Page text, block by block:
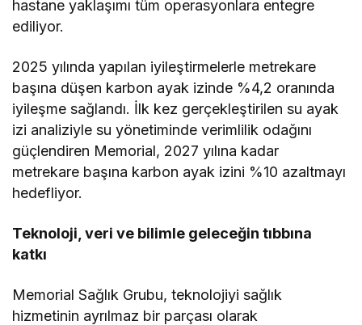
hastane yaklaşımı tüm operasyonlara entegre
ediliyor.
2025 yılında yapılan iyileştirmelerle metrekare
başına düşen karbon ayak izinde %4,2 oranında
iyileşme sağlandı. İlk kez gerçekleştirilen su ayak
izi analiziyle su yönetiminde verimlilik odağını
güçlendiren Memorial, 2027 yılına kadar
metrekare başına karbon ayak izini %10 azaltmayı
hedefliyor.
Teknoloji, veri ve bilimle geleceğin tıbbına
katkı
Memorial Sağlık Grubu, teknolojiyi sağlık
hizmetinin ayrılmaz bir parçası olarak